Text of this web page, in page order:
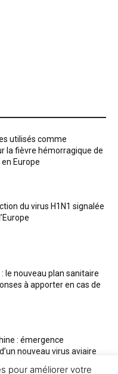
utilisés comme
la fièvre hémorragique de
Europe
du virus H1N1 signalée
le nouveau plan sanitaire
à apporter en cas de
: émergence
nouveau virus aviaire
pour améliorer votre